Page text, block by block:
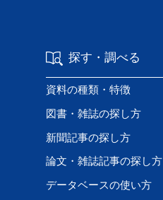
探す・調べる
資料の種類・特徴
図書・雑誌の探し方
新聞記事の探し方
論文・雑誌記事の探し方
データベースの使い方